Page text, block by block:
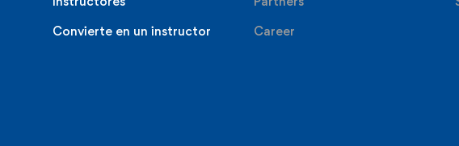
Convierte en un instructor
Career